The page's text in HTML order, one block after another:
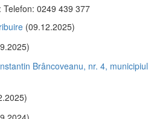
Telefon: 0249 439 377
(09.12.2025)
Brâncoveanu, nr. 4, municipiul